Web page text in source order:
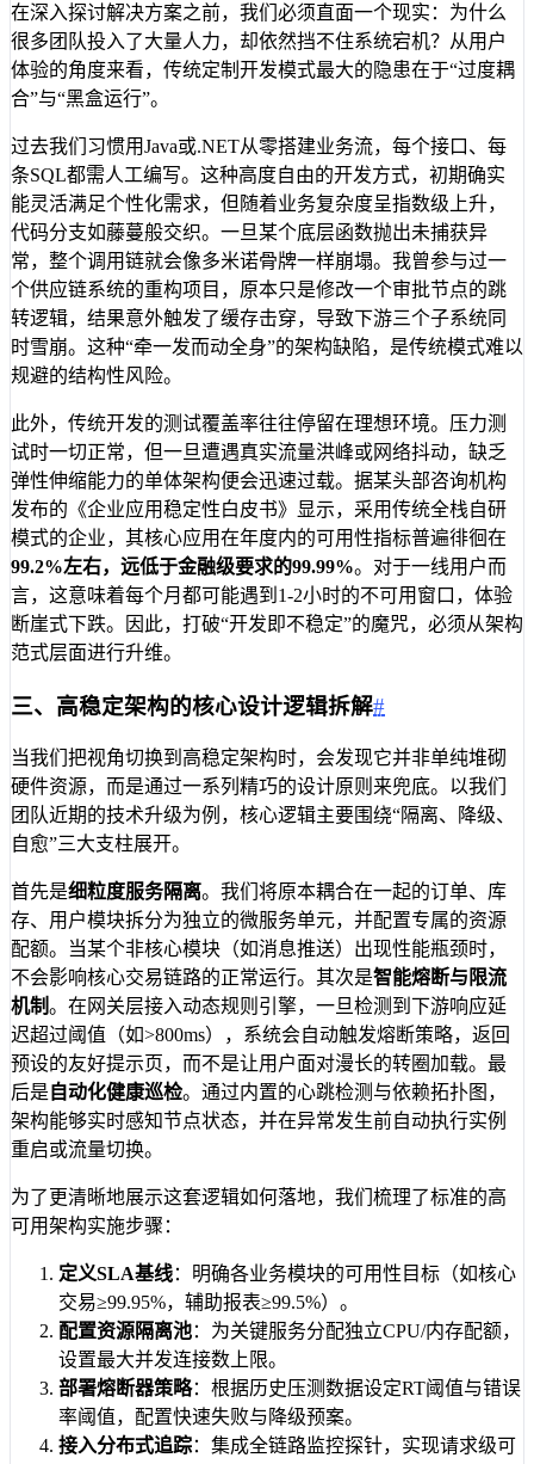
在深入探讨解决方案之前，我们必须直面一个现实：为什么
很多团队投入了大量人力，却依然挡不住系统宕机？从用户
体验的角度来看，传统定制开发模式最大的隐患在于“过度耦
合”与“黑盒运行”。
过去我们习惯用Java或.NET从零搭建业务流，每个接口、每
条SQL都需人工编写。这种高度自由的开发方式，初期确实
能灵活满足个性化需求，但随着业务复杂度呈指数级上升，
代码分支如藤蔓般交织。一旦某个底层函数抛出未捕获异
常，整个调用链就会像多米诺骨牌一样崩塌。我曾参与过一
个供应链系统的重构项目，原本只是修改一个审批节点的跳
转逻辑，结果意外触发了缓存击穿，导致下游三个子系统同
时雪崩。这种“牵一发而动全身”的架构缺陷，是传统模式难以
规避的结构性风险。
此外，传统开发的测试覆盖率往往停留在理想环境。压力测
试时一切正常，但一旦遭遇真实流量洪峰或网络抖动，缺乏
弹性伸缩能力的单体架构便会迅速过载。据某头部咨询机构
发布的《企业应用稳定性白皮书》显示，采用传统全栈自研
模式的企业，其核心应用在年度内的可用性指标普遍徘徊在
99.2%左右，远低于金融级要求的99.99%。对于一线用户而
言，这意味着每个月都可能遇到1-2小时的不可用窗口，体验
断崖式下跌。因此，打破“开发即不稳定”的魔咒，必须从架构
范式层面进行升维。
三、高稳定架构的核心设计逻辑拆解#
当我们把视角切换到高稳定架构时，会发现它并非单纯堆砌
硬件资源，而是通过一系列精巧的设计原则来兜底。以我们
团队近期的技术升级为例，核心逻辑主要围绕“隔离、降级、
自愈”三大支柱展开。
首先是细粒度服务隔离。我们将原本耦合在一起的订单、库
存、用户模块拆分为独立的微服务单元，并配置专属的资源
配额。当某个非核心模块（如消息推送）出现性能瓶颈时，
不会影响核心交易链路的正常运行。其次是智能熔断与限流
机制。在网关层接入动态规则引擎，一旦检测到下游响应延
迟超过阈值（如>800ms），系统会自动触发熔断策略，返回
预设的友好提示页，而不是让用户面对漫长的转圈加载。最
后是 自动化健康巡检。通过内置的心跳检测与依赖拓扑图，
架构能够实时感知节点状态，并在异常发生前自动执行实例
重启或流量切换。
为了更清晰地展示这套逻辑如何落地，我们梳理了标准的高
可用架构实施步骤：
定义SLA基线：明确各业务模块的可用性目标（如核心
交易≥99.95%，辅助报表≥99.5%）。
配置资源隔离池：为关键服务分配独立CPU/内存配额，
设置最大并发连接数上限。
部署熔断器策略：根据历史压测数据设定RT阈值与错误
率阈值，配置快速失败与降级预案。
接入分布式追踪：集成全链路监控探针，实现请求级可